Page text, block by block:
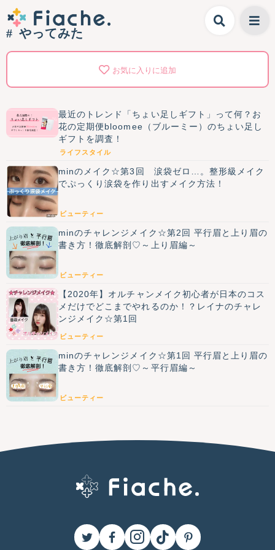
やってみた
お気に入りに追加
最近のトレンド「ちょい足しギフト」って何？お
花の定期便bloomee（ブルーミー）のちょい足し
ギフトを調査！
ライフスタイル
minのメイク☆第3回 涙袋ゼロ…。整形級メイク
でぷっくり涙袋を作り出すメイク方法！
ビューティー
minのチャレンジメイク☆第2回 平行眉と上り眉の
書き方！徹底解剖♡～上り眉編～
ビューティー
【2020年】オルチャンメイク初心者が日本のコス
メだけでどこまでやれるのか！？レイナのチャレ
ンジメイク☆第1回
ビューティー
minのチャレンジメイク☆第1回 平行眉と上り眉の
書き方！徹底解剖♡～平行眉編～
ビューティー